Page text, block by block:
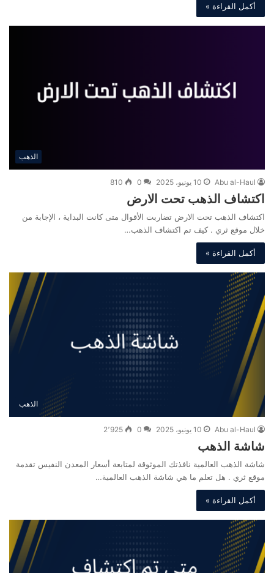
أكمل القراءة »
الذهب
Abu al-Haul 10 يونيو، 2025 0
810
اكتشاف الذهب تحت الارض
اكتشاف الذهب تحت الارض تضاربت الأقوال متى كانت البداية ، الإجابة من
خلال موقع ثري . كيف تم اكتشاف الذهب…
أكمل القراءة »
الذهب
Abu al-Haul 10 يونيو، 2025 0 2٬925
شاشة الذهب
شاشة الذهب العالمية نافذتك الموثوقة لمتابعة أسعار المعدن النفيس تقدمة
موقع ثري . هل تعلم ما هي شاشة الذهب العالمية…
أكمل القراءة »